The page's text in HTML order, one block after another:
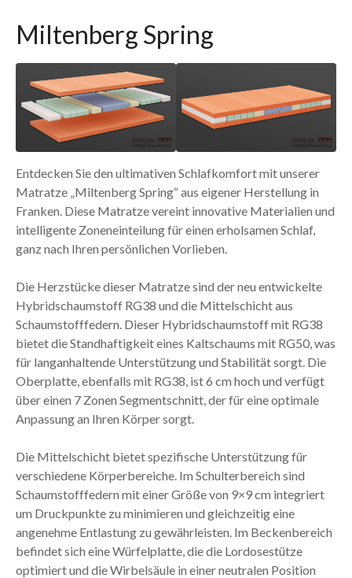
Miltenberg Spring
Entdecken Sie den ultimativen Schlafkomfort mit unserer
Matratze „Miltenberg Spring“ aus eigener Herstellung in
Franken. Diese Matratze vereint innovative Materialien und
intelligente Zoneneinteilung für einen erholsamen Schlaf,
ganz nach Ihren persönlichen Vorlieben.
Die Herzstücke dieser Matratze sind der neu entwickelte
Hybridschaumstoff RG38 und die Mittelschicht aus
Schaumstofffedern. Dieser Hybridschaumstoff mit RG38
bietet die Standhaftigkeit eines Kaltschaums mit RG50, was
für langanhaltende Unterstützung und Stabilität sorgt. Die
Oberplatte, ebenfalls mit RG38, ist 6 cm hoch und verfügt
über einen 7 Zonen Segmentschnitt, der für eine optimale
Anpassung an Ihren Körper sorgt.
Die Mittelschicht bietet spezifische Unterstützung für
verschiedene Körperbereiche. Im Schulterbereich sind
Schaumstofffedern mit einer Größe von 9×9 cm integriert
um Druckpunkte zu minimieren und gleichzeitig eine
angenehme Entlastung zu gewährleisten. Im Beckenbereich
befindet sich eine Würfelplatte, die die Lordosestütze
optimiert und die Wirbelsäule in einer neutralen Position